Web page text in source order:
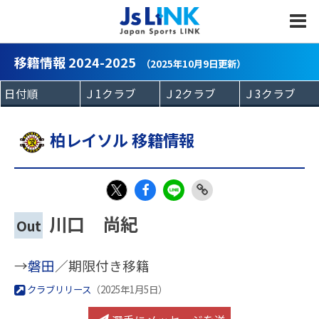
移籍情報 2024-2025 （2025年10月9日更新）
柏レイソル 移籍情報
X
eb
k
Out 川口 尚紀
→磐田／期限付き移籍
クラブリリース （2025年1月5日）